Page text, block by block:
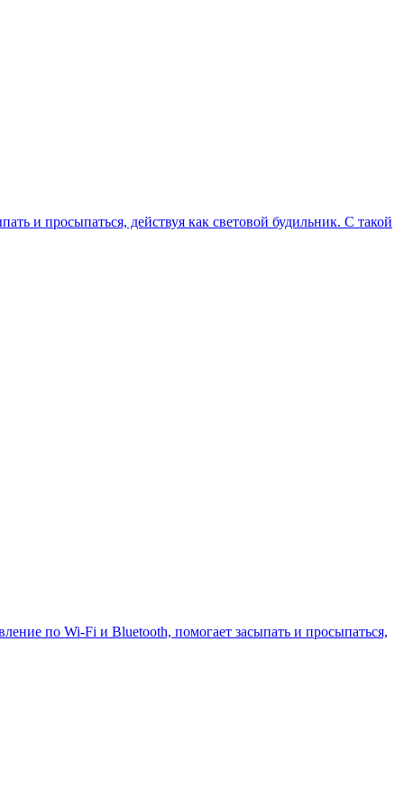
и просыпаться, действуя как световой будильник. С такой
по Wi-Fi и Bluetooth, помогает засыпать и просыпаться,